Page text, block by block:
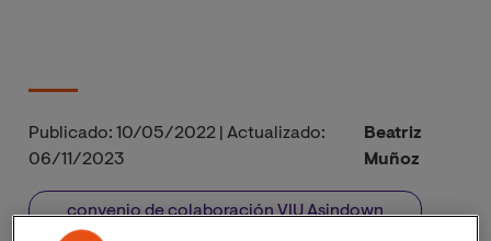
Publicado: 10/05/2022
Actualizado:
06/11/2023
Beatriz
Muñoz
convenio de colaboración VIU Asindown